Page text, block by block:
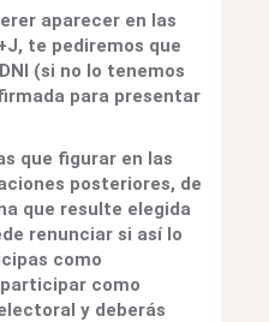
aparecer en las
te pediremos que
(si no lo tenemos
para presentar
que figurar en las
posteriores, de
que resulte elegida
renunciar si así lo
como
como
y deberás